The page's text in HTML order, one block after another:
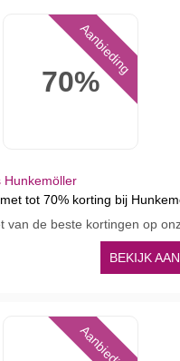
70%
Aanbieding
Hunkemöller
tot 70% korting bij
van de beste kortingen op
BEKIJK